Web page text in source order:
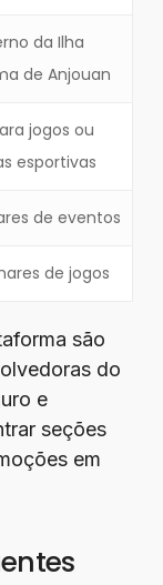
da Ilha
de Anjouan
jogos ou
esportivas
de eventos
de jogos
são
do
e
seções
em